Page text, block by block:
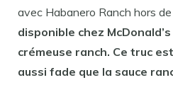
avec Habanero Ranch hors de
disponible chez
crémeuse ranch. Ce truc
aussi fade que la sauce